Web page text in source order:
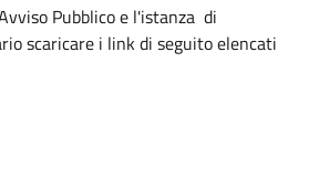
Pubblico e l'istanza di
scaricare i link di seguito elencati